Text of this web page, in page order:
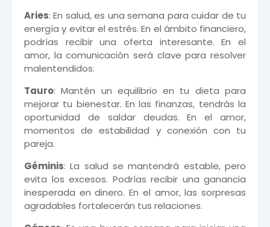
Aries: En salud, es una semana para cuidar de tu
energía y evitar el estrés. En el ámbito financiero,
podrías recibir una oferta interesante. En el
amor, la comunicación será clave para resolver
malentendidos.
Tauro: Mantén un equilibrio en tu dieta para
mejorar tu bienestar. En las finanzas, tendrás la
oportunidad de saldar deudas. En el amor,
momentos de estabilidad y conexión con tu
pareja.
Géminis: La salud se mantendrá estable, pero
evita los excesos. Podrías recibir una ganancia
inesperada en dinero. En el amor, las sorpresas
agradables fortalecerán tus relaciones.